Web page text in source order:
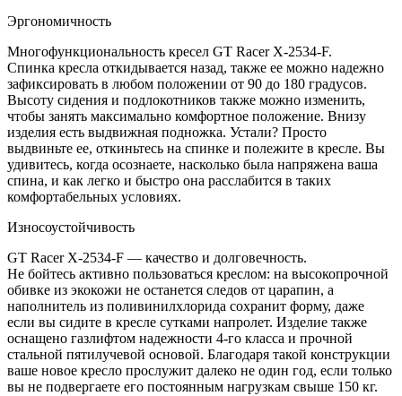
Эргономичность
Многофункциональность кресел GT Racer X-2534-F.
Спинка кресла откидывается назад, также ее можно надежно
зафиксировать в любом положении от 90 до 180 градусов.
Высоту сидения и подлокотников также можно изменить,
чтобы занять максимально комфортное положение. Внизу
изделия есть выдвижная подножка. Устали? Просто
выдвиньте ее, откиньтесь на спинке и полежите в кресле. Вы
удивитесь, когда осознаете, насколько была напряжена ваша
спина, и как легко и быстро она расслабится в таких
комфортабельных условиях.
Износоустойчивость
GT Racer X-2534-F — качество и долговечность.
Не бойтесь активно пользоваться креслом: на высокопрочной
обивке из экокожи не останется следов от царапин, а
наполнитель из поливинилхлорида сохранит форму, даже
если вы сидите в кресле сутками напролет. Изделие также
оснащено газлифтом надежности 4-го класса и прочной
стальной пятилучевой основой. Благодаря такой конструкции
ваше новое кресло прослужит далеко не один год, если только
вы не подвергаете его постоянным нагрузкам свыше 150 кг.